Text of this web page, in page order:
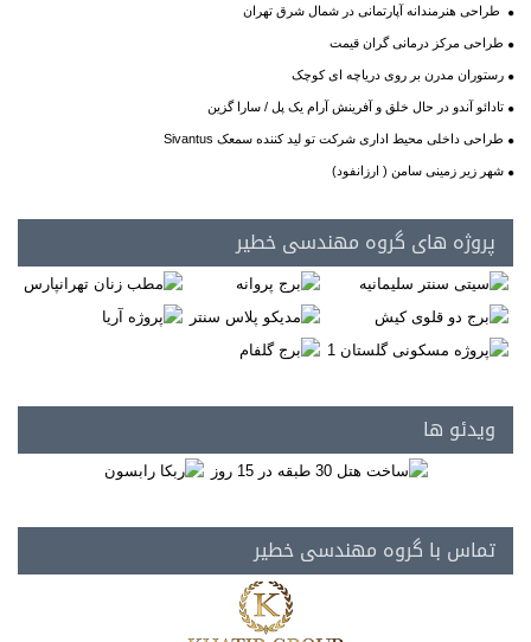
طراحی هنرمندانه آپارتمانی در شمال شرق تهران
طراحی مرکز درمانی گران قیمت
رستوران مدرن بر روی دریاچه ای کوچک
تادائو آندو در حال خلق و آفرینش آرام یک پل / سارا گزین
طراحی داخلی محیط اداری شرکت تو لید کننده سمعک Sivantus
شهر زیر زمینی سامن ( ارزانفود)
پروژه های گروه مهندسی خطیر
ویدئو ها
تماس با گروه مهندسی خطیر